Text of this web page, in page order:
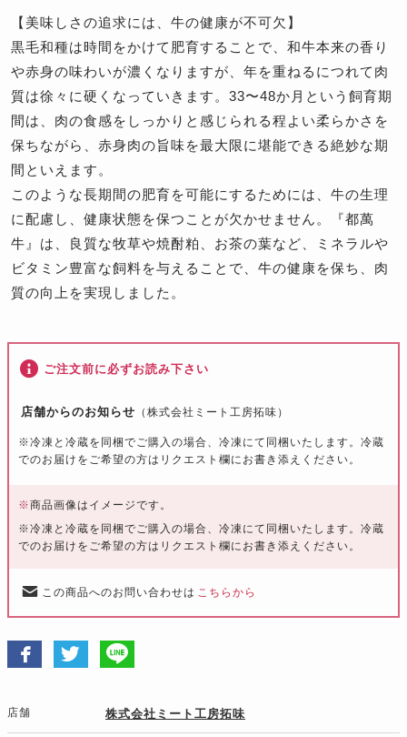
【美味しさの追求には、牛の健康が不可欠】
黒毛和種は時間をかけて肥育することで、和牛本来の香り
や赤身の味わいが濃くなりますが、年を重ねるにつれて肉
質は徐々に硬くなっていきます。33〜48か月という飼育期
間は、肉の食感をしっかりと感じられる程よい柔らかさを
保ちながら、赤身肉の旨味を最大限に堪能できる絶妙な期
間といえます。
このような長期間の肥育を可能にするためには、牛の生理
に配慮し、健康状態を保つことが欠かせません。『都萬
牛』は、良質な牧草や焼酎粕、お茶の葉など、ミネラルや
ビタミン豊富な飼料を与えることで、牛の健康を保ち、肉
質の向上を実現しました。
ご注文前に必ずお読み下さい
店舗からのお知らせ （株式会社ミート工房拓味）
※冷凍と冷蔵を同梱でご購入の場合、冷凍にて同梱いたします。冷蔵
でのお届けをご希望の方はリクエスト欄にお書き添えください。
※商品画像はイメージです。
※冷凍と冷蔵を同梱でご購入の場合、冷凍にて同梱いたします。冷蔵
でのお届けをご希望の方はリクエスト欄にお書き添えください。
この商品へのお問い合わせは こちらから
店舗 株式会社ミート工房拓味